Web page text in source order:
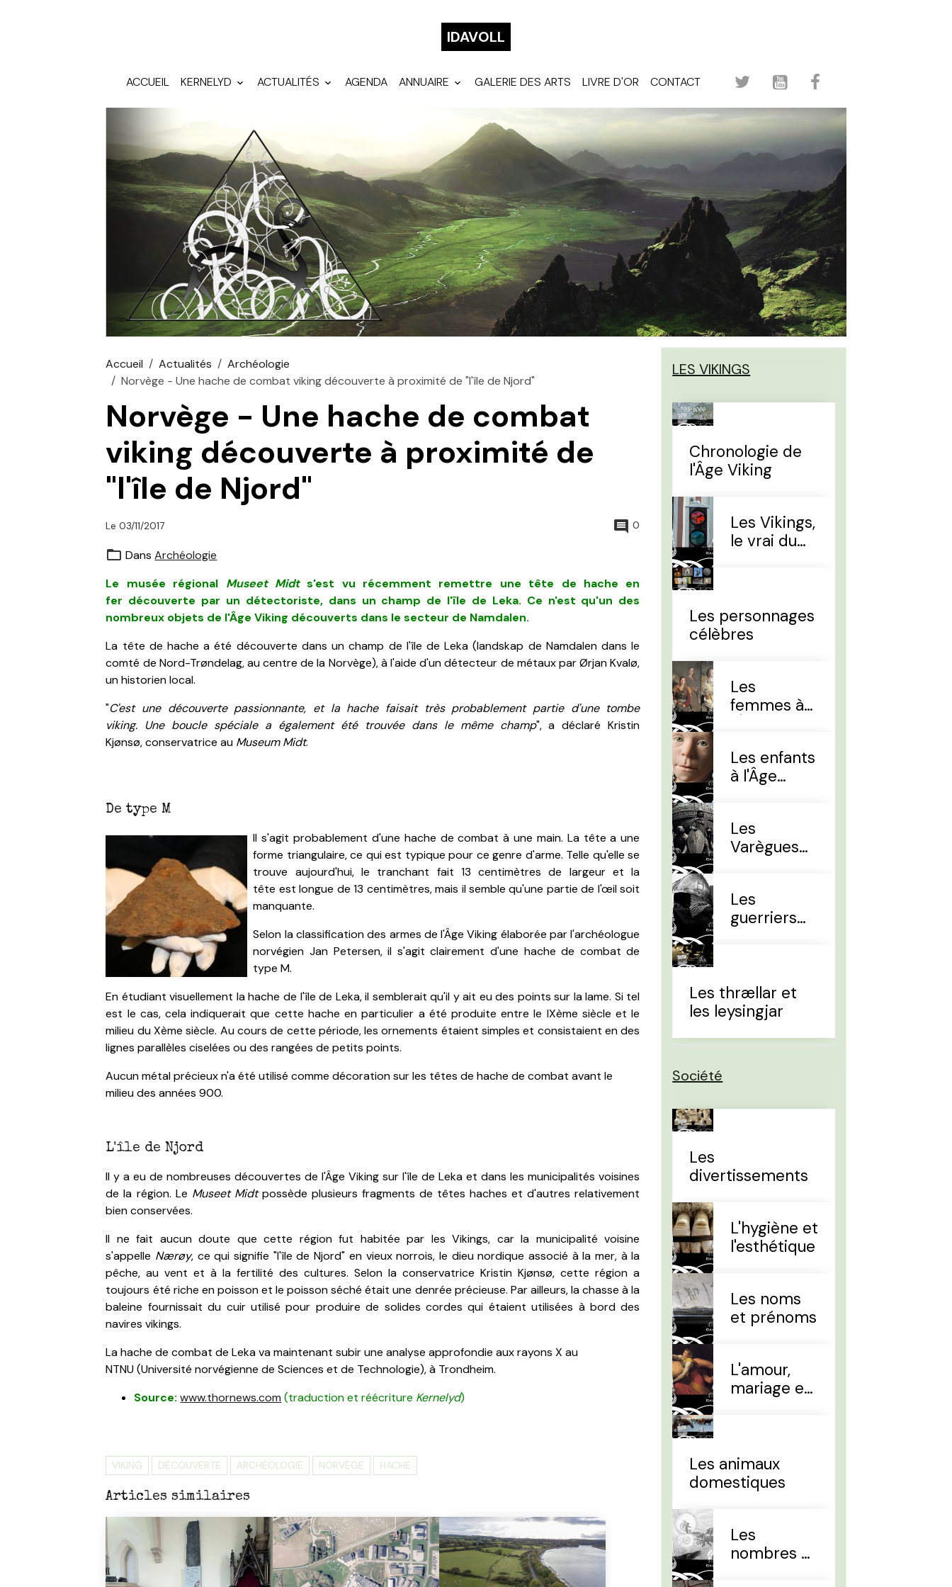
IDAVOLL
ACCUEIL KERNELYD ACTUALITÉS AGENDA ANNUAIRE GALERIE DES ARTS LIVRE D'OR CONTACT
Accueil Actualités
Archéologie
Norvège - Une hache de combat viking découverte à proximité de "l'île de Njord"
Norvège - Une hache de combat
viking découverte à proximité de
"l'île de Njord"
Le 03/11/2017 0
DansArchéologie
Le musée régional Museet Midts'est vu récemment remettre une tête de hache en
fer découverte par un détectoriste, dans un champ de l'île de Leka. Ce n'est qu'un des
nombreux objets de l'Âge Viking découverts dans le secteur de Namdalen.
La tête de hache a été découverte dans un champ de l'île de Leka (landskap de Namdalen dans le
comté de Nord-Trøndelag, au centre de la Norvège),à l'aide d'un détecteur de métaux par Ørjan Kvalø,
un historien local.
"C'est une découverte passionnante, et la hache faisait très probablement partie d'une tombe
viking. Une boucle spéciale a également été trouvée dans le même champ", a déclaré Kristin
Kjønsø, conservatrice au Museum Midt.
De type M
Il s'agit probablement d'une hache de combat à une main. La tête a une
forme triangulaire, ce qui est typique pour ce genre d'arme. Telle qu'elle se
trouve aujourd'hui, le tranchant fait 13 centimètres de largeur et la
tête est longue de 13 centimètres, mais il semble qu'une partie de l'œil soit
manquante.
Selon la classification des armes de l'Âge Viking élaborée par l'archéologue
norvégien Jan Petersen, il s'agit clairement d'une hache de combat de
type M.
En étudiant visuellement la hache de l'île de Leka, il semblerait qu'il y ait eu des points sur la lame. Si tel
est le cas, cela indiquerait que cette hache en particulier a été produite entre le IXème siècle et le
milieu du Xème siècle. Au cours de cette période, les ornements étaient simples et consistaient en des
lignes parallèles ciselées ou des rangées de petits points.
Aucun métal précieux n'a été utilisé comme décoration sur les têtes de hache de combat avant le
milieu des années 900.
L'île de Njord
Il y a eu de nombreuses découvertes de l'Âge Viking sur l'île de Leka et dans les municipalités voisines
de la région. Le Museet Midt possède plusieurs fragments de têtes haches et d'autres relativement
bien conservées.
Il ne fait aucun doute que cette région fut habitée par les Vikings, car la municipalité voisine
s'appelle Nærøy, ce qui signifie "l'île de Njord" en vieux norrois, le dieu nordique associé à la mer, à la
pêche, au vent et à la fertilité des cultures. Selon la conservatrice Kristin Kjønsø, cette région a
toujours été riche en poisson et le poisson séché était une denrée précieuse. Par ailleurs, la chasse à la
baleine fournissait du cuir utilisé pour produire de solides cordes qui étaient utilisées à bord des
navires vikings.
La hache de combat de Leka va maintenant subir une analyse approfondie aux rayons X au
NTNU (Université norvégienne de Sciences et de Technologie),à Trondheim.
Source: www.thornews.com (traduction et réécriture Kernelyd)
VIKING DÉCOUVERTE ARCHÉOLOGIE NORVÈGE HACHE
Articles similaires
LES VIKINGS
Chronologie de
l'Âge Viking
Les Vikings,
le vrai du
Les personnages
célèbres
Les
femmes à
Les enfants
à l'Âge
Les
Varègues
Les
guerriers
Les thrællar et
les leysingjar
Société
Les
divertissements
L'hygiène et
l'esthétique
Les noms
et prénoms
L'amour,
mariage et
Les animaux
domestiques
Les
nombres et